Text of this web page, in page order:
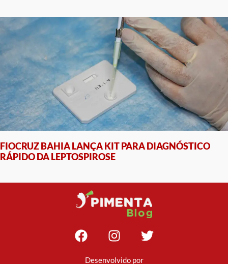
FIOCRUZ BAHIA LANÇA KIT PARA DIAGNÓSTICO
RÁPIDO DA LEPTOSPIROSE
Desenvolvido por